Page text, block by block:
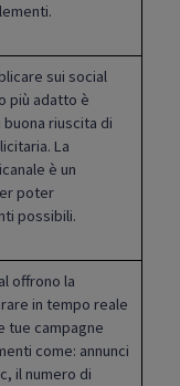
sui social
più adatto è
riuscita di
La
è un
poter
possibili.
offrono la
in tempo reale
tue campagne
come: annunci
il numero di